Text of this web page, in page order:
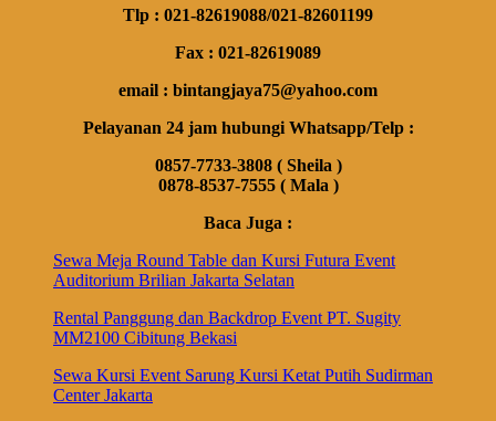
Tlp : 021-82619088/021-82601199
Fax : 021-82619089
email : bintangjaya75@yahoo.com
Pelayanan 24 jam hubungi Whatsapp/Telp :
0857-7733-3808 ( Sheila )
0878-8537-7555 ( Mala )
Baca Juga :
Sewa Meja Round Table dan Kursi Futura Event
Auditorium Brilian Jakarta Selatan
Rental Panggung dan Backdrop Event PT. Sugity
MM2100 Cibitung Bekasi
Sewa Kursi Event Sarung Kursi Ketat Putih Sudirman
Center Jakarta